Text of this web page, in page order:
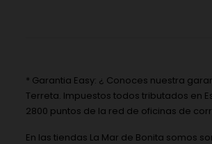
* Garantia Easy: ¿ Conoces nuestra
Terreta. Impuestos todos tributados en
2800 puntos de la red de oficinas de
En las tiendas La Mar de Bonita somos